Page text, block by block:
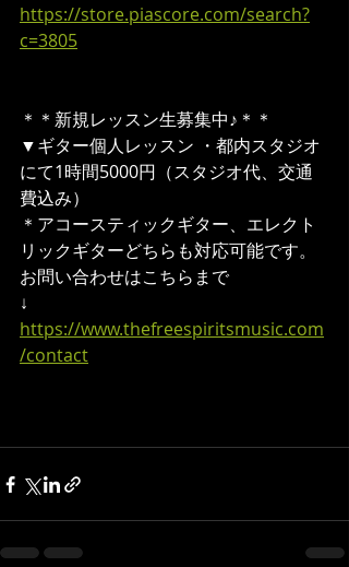
https://store.piascore.com/search?
c=3805
＊＊新規レッスン生募集中♪＊＊
▼ギター個人レッスン ・都内スタジオ
にて1時間5000円（スタジオ代、交通
費込み）
＊アコースティックギター、エレクト
リックギターどちらも対応可能です。
お問い合わせはこちらまで
↓
https://www.thefreespiritsmusic.com
/contact